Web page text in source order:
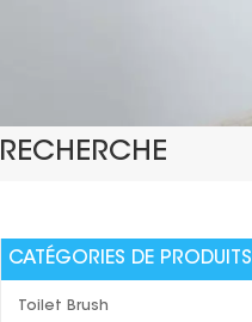
RECHERCHE
CATÉGORIES DE PRODUITS
Toilet Brush